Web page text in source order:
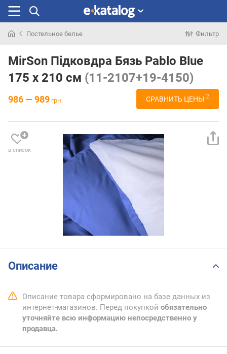
раньше
Постельное белье Фильтр
MirSon Підковдра Бязь Pablo Blue
175 x 210 см (11-2107+19-4150)
986 — 989 грн. СРАВНИТЬ ЦЕНЫ 2
в список
Описание
Описание товара сформировано на базе данных из
интернет-магазинов. Перед покупкой обязательно
уточняйте всю информацию непосредственно у
продавца.